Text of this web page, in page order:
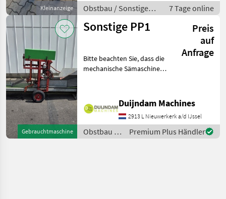
Kleinanzeige
Muser
Obstbau / Sonstige
Obstbaumaschinen
7 Tage online
Gebrauchtmaschine
Sonstige PP1
Preis
auf
Anfrage
Bitte beachten Sie, dass die
mechanische Sämaschine
für 6-cm-Kompostblöcke
verwendet werden
kann.Diese Topfpress
Duijndam Machines
2913 L Nieuwerkerk a/d IJssel
Obstbau /
Sonstige
Premium Plus Händler